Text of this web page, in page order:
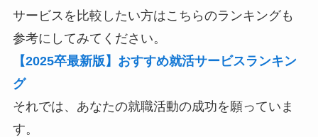
サービスを比較したい方はこちらのランキングも
参考にしてみてください。
【2025卒最新版】おすすめ就活サービスランキン
グ
それでは、あなたの就職活動の成功を願っていま
す。